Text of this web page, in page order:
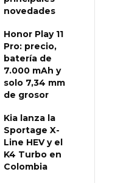
novedades
Honor Play 11
Pro: precio,
batería de
7.000 mAh y
solo 7,34 mm
de grosor
Kia lanza la
Sportage X-
Line HEV y el
K4 Turbo en
Colombia